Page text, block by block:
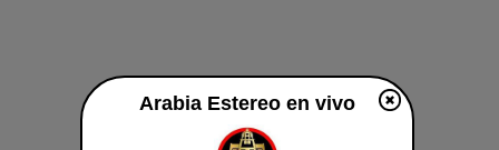
Arabia Estereo en vivo